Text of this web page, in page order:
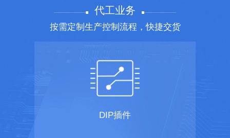
代工业务
按需定制生产控制流程，快捷交货
DIP插件